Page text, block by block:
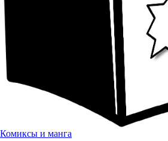
Комиксы и манга